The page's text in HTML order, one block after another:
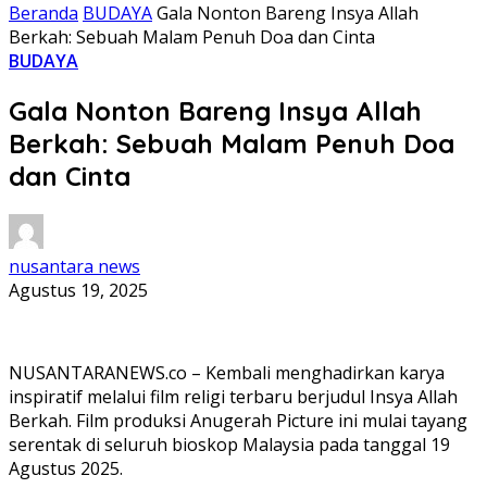
Beranda BUDAYAGala Nonton Bareng Insya Allah
Berkah: Sebuah Malam Penuh Doa dan Cinta
BUDAYA
Gala Nonton Bareng Insya Allah
Berkah: Sebuah Malam Penuh Doa
dan Cinta
nusantara news
Agustus 19, 2025
NUSANTARANEWS.co – Kembali menghadirkan karya
inspiratif melalui film religi terbaru berjudul Insya Allah
Berkah. Film produksi Anugerah Picture ini mulai tayang
serentak di seluruh bioskop Malaysia pada tanggal 19
Agustus 2025.